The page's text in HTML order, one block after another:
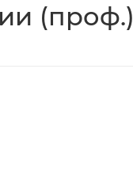
(проф.)